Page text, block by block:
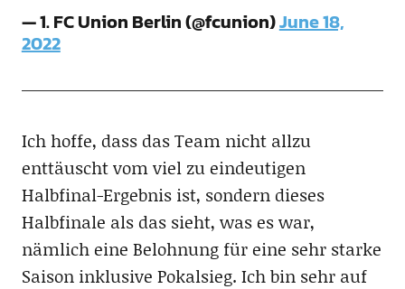
— 1. FC Union Berlin (@fcunion)June 18,
2022
Ich hoffe, dass das Team nicht allzu
enttäuscht vom viel zu eindeutigen
Halbfinal-Ergebnis ist, sondern dieses
Halbfinale als das sieht, was es war,
nämlich eine Belohnung für eine sehr starke
Saison inklusive Pokalsieg. Ich bin sehr auf